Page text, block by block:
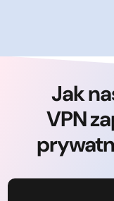
Jak
VPN